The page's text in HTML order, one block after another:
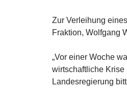
Zur Verleihung
Fraktion, Wolfgang
„Vor einer Woche
wirtschaftliche Krise
Landesregierung